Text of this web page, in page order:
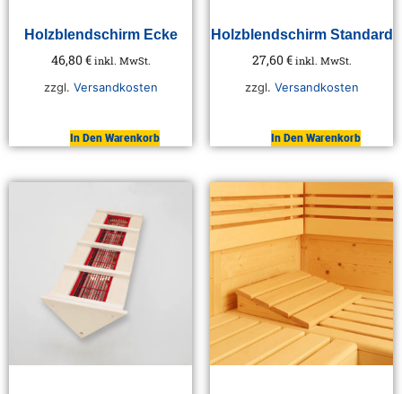
Holzblendschirm Ecke
46,80€ inkl. MwSt.
zzgl. Versandkosten
In Den Warenkorb
Holzblendschirm Standard
27,60€ inkl. MwSt.
zzgl. Versandkosten
In Den Warenkorb